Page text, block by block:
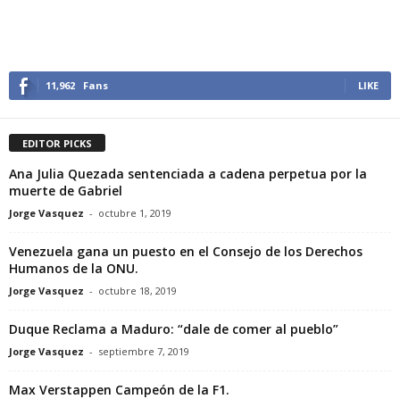
11,962 Fans LIKE
EDITOR PICKS
Ana Julia Quezada sentenciada a cadena perpetua por la
muerte de Gabriel
Jorge Vasquez - octubre 1, 2019
Venezuela gana un puesto en el Consejo de los Derechos
Humanos de la ONU.
Jorge Vasquez - octubre 18, 2019
Duque Reclama a Maduro: “dale de comer al pueblo”
Jorge Vasquez - septiembre 7, 2019
Max Verstappen Campeón de la F1.